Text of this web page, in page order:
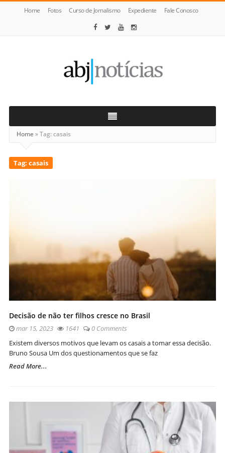
Home Fotos Curso de Jornalismo Expediente Fale Conosco
Notícias
Home »Tag: casais
Tag: casais
Decisão de não ter filhos cresce no Brasil
mar 15, 2023 1641
0 Comments
Existem diversos motivos que levam os casais a tomar essa decisão.
Bruno Sousa Um dos questionamentos que se faz
Read More...